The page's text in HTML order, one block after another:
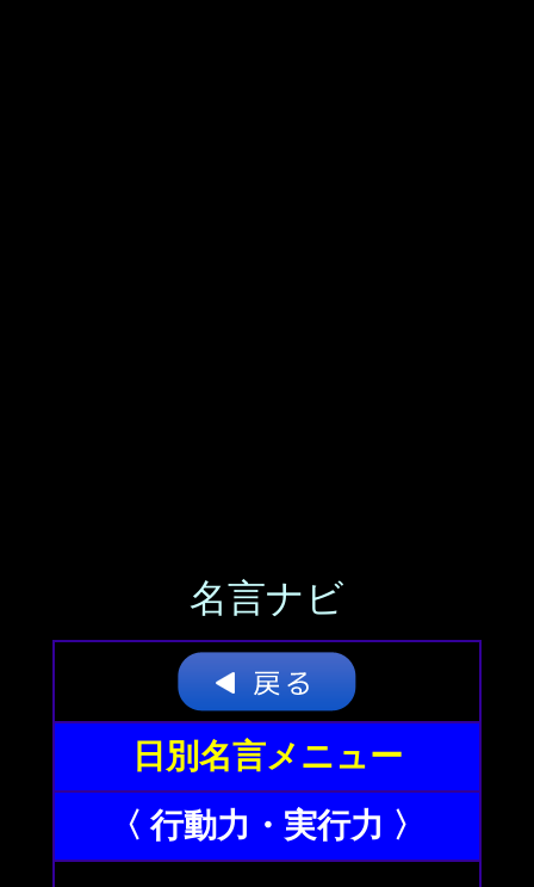
名言ナビ
日別名言メニュー
〈 行動力・実行力 〉